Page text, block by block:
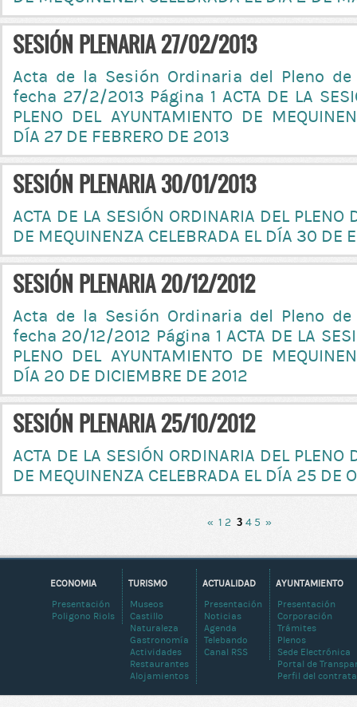
SESIÓN PLENARIA 27/02/2013
Acta de la Sesión Ordinaria del Pleno
fecha 27/2/2013 Página 1 ACTA DE LA
PLENO DEL AYUNTAMIENTO DE
DÍA 27 DE FEBRERO DE 2013
SESIÓN PLENARIA 30/01/2013
ACTA DE LA SESIÓN ORDINARIA DEL PLENO
DE MEQUINENZA CELEBRADA EL DÍA 30 DE
SESIÓN PLENARIA 20/12/2012
Acta de la Sesión Ordinaria del Pleno
fecha 20/12/2012 Página 1 ACTA DE LA
PLENO DEL AYUNTAMIENTO DE
DÍA 20 DE DICIEMBRE DE 2012
SESIÓN PLENARIA 25/10/2012
ACTA DE LA SESIÓN ORDINARIA DEL PLENO
DE MEQUINENZA CELEBRADA EL DÍA 25 DE
« 1 2 3 4 5 »
AYUNTAMIENTO
Presentación
Corporación
Trámites
Plenos
Sede Electrónica
Portal de
Perfil del
ACTUALIDAD
Presentación
Noticias
Agenda
Telebando
Canal RSS
TURISMO
Museos
Castillo
Naturaleza
Gastronomía
Actividades
Restaurantes
Alojamientos
ECONOMIA
Presentación
Poligono Riols